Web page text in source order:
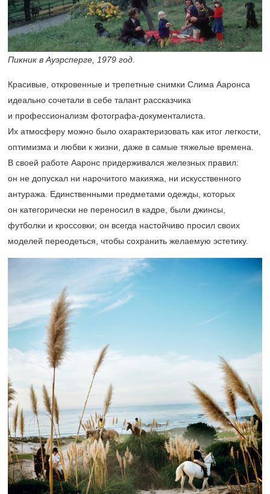
Пикник в Ауэрсперге, 1979 год.
Красивые, откровенные и трепетные снимки Слима Ааронса
идеально сочетали в себе талант рассказчика
и профессионализм фотографа-документалиста.
Их атмосферу можно было охарактеризовать как итог легкости,
оптимизма и любви к жизни, даже в самые тяжелые времена.
В своей работе Ааронс придерживался железных правил:
он не допускал ни нарочитого макияжа, ни искусственного
антуража. Единственными предметами одежды, которых
он категорически не переносил в кадре, были джинсы,
футболки и кроссовки; он всегда настойчиво просил своих
моделей переодеться, чтобы сохранить желаемую эстетику.